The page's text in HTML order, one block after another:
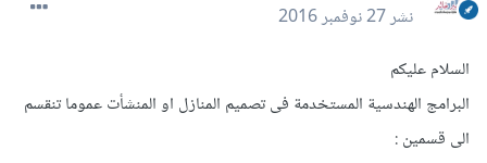
نشر27 نوفمبر 2016
السلام عليكم
البرامج الهندسية المستخدمة فى تصميم المنازل او المنشأت عموما تنقسم
الى قسمين :